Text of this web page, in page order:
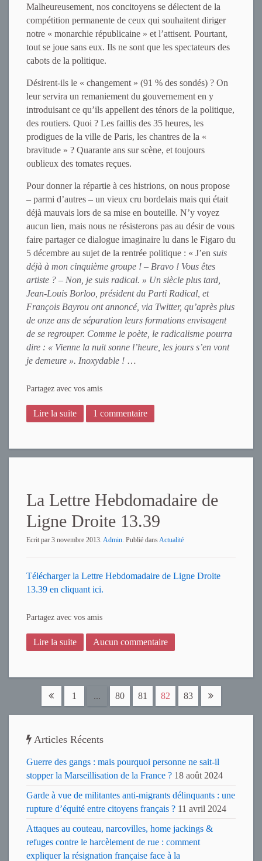
Malheureusement, nos concitoyens se délectent de la
compétition permanente de ceux qui souhaitent diriger
notre « monarchie républicaine » et l’attisent. Pourtant,
tout se joue sans eux. Ils ne sont que les spectateurs des
cabots de la politique.
Désirent-ils le « changement » (91 % des sondés) ? On
leur servira un remaniement du gouvernement en y
introduisant ce qu’ils appellent des ténors de la politique,
des routiers. Quoi ? Les faillis des 35 heures, les
prodigues de la ville de Paris, les chantres de la «
bravitude » ? Quarante ans sur scène, et toujours
oublieux des tomates reçues.
Pour donner la répartie à ces histrions, on nous propose
– parmi d’autres – un vieux cru bordelais mais qui était
déjà mauvais lors de sa mise en bouteille. N’y voyez
aucun lien, mais nous ne résisterons pas au désir de vous
faire partager ce dialogue imaginaire lu dans le Figaro du
5 décembre au sujet de la rentrée politique : « J’en suis
déjà à mon cinquième groupe ! – Bravo ! Vous êtes
artiste ? – Non, je suis radical. » Un siècle plus tard,
Jean-Louis Borloo, président du Parti Radical, et
François Bayrou ont annoncé, via Twitter, qu’après plus
de onze ans de séparation leurs formations envisagent
de se regrouper. Comme le poète, le radicalisme pourra
dire : « Vienne la nuit sonne l’heure, les jours s’en vont
je demeure ». Inoxydable ! …
Partagez avec vos amis
Lire la suite 1 commentaire
La Lettre Hebdomadaire de
Ligne Droite 13.39
Ecrit par 3 novembre 2013. Admin. Publié dansActualité
Télécharger la Lettre Hebdomadaire de Ligne Droite
13.39 en cliquant ici.
Partagez avec vos amis
Lire la suite Aucun commentaire
1 ... 80 81 82 83
Articles Récents
Guerre des gangs : mais pourquoi personne ne sait-il
stopper la Marseillisation de la France ? 18 août 2024
Garde à vue de militantes anti-migrants délinquants : une
rupture d’équité entre citoyens français ? 11 avril 2024
Attaques au couteau, narcovilles, home jackings &
refuges contre le harcèlement de rue : comment
expliquer la résignation française face à la